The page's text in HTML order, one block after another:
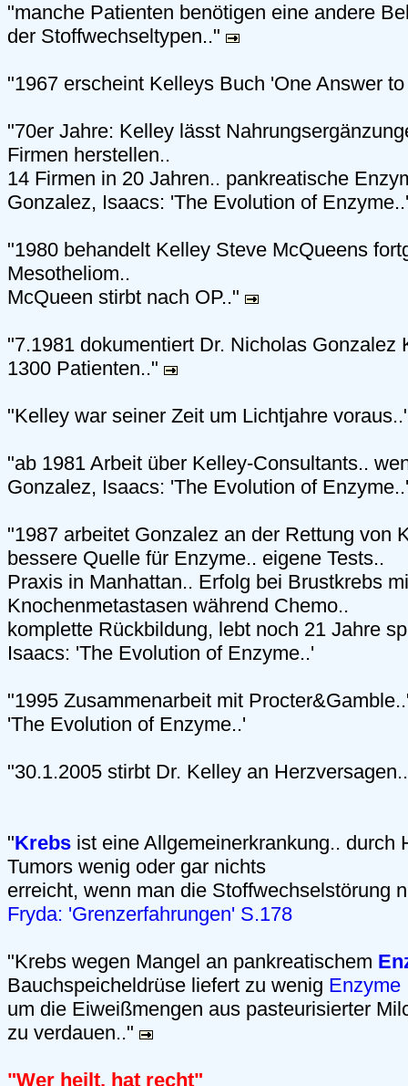
"manche Patienten benötigen eine andere
der Stoffwechseltypen.."
"1967 erscheint Kelleys Buch 'One Answer
"70er Jahre: Kelley lässt
Firmen herstellen..
14 Firmen in 20 Jahren.. pankreatische
Gonzalez, Isaacs: 'The Evolution of Enzyme..'
"1980 behandelt Kelley Steve McQueens
Mesotheliom..
McQueen stirbt nach OP.."
"7.1981 dokumentiert Dr. Nicholas Gonzalez
1300 Patienten.."
"Kelley war seiner Zeit um Lichtjahre
"ab 1981 Arbeit über Kelley-Consultants..
Gonzalez, Isaacs: 'The Evolution of Enzyme..'
"1987 arbeitet Gonzalez an der Rettung von
bessere Quelle für Enzyme.. eigene Tests..
Praxis in Manhattan.. Erfolg bei Brustkrebs
Knochenmetastasen während Chemo..
komplette Rückbildung, lebt noch 21 Jahre
Isaacs: 'The Evolution of Enzyme..'
"1995 Zusammenarbeit mit
'The Evolution of Enzyme..'
"30.1.2005 stirbt Dr. Kelley an
"Krebs ist eine Allgemeinerkrankung.. durch
Tumors wenig oder gar nichts
erreicht, wenn man die Stoffwechselstörung
Fryda: 'Grenzerfahrungen' S.178
"Krebs wegen Mangel an pankreatischem
Bauchspeicheldrüse liefert zu wenig Enzyme
um die Eiweißmengen aus pasteurisierter
zu verdauen.."
"Wer heilt, hat recht"